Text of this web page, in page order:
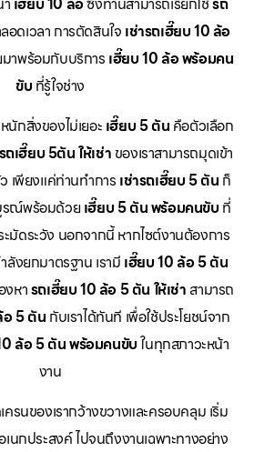
อดเวลา การตัดสินใจ เช่ารถเฮี๊ยบ 10 ล้อ
มาพร้อมกับบริการ เฮี๊ยบ 10 ล้อ พร้อมคน
ขับ ที่รู้ใจช่าง
กสิ่งของไม่เยอะ เฮี๊ยบ 5 ตัน คือตัวเลือก
รถเฮี๊ยบ 5ตัน ให้เช่า ของเราสามารถมุดเข้า
เพียงแค่ท่านทำการ เช่ารถเฮี๊ยบ 5 ตัน ก็
รณ์พร้อมด้วย เฮี๊ยบ 5 ตัน พร้อมคนขับ ที่
มัดระวัง นอกจากนี้ หากไซต์งานต้องการ
งยกมาตรฐาน เรามี เฮี๊ยบ 10 ล้อ 5 ตัน
งหารถเฮี๊ยบ 10 ล้อ 5 ตัน ให้เช่า สามารถ
อ 5 ตัน กับเราได้ทันที เพื่อใช้ประโยชน์จาก
ล้อ 5 ตัน พร้อมคนขับในทุกสภาวะหน้า
งาน
รนของเรากว้างขวางและครอบคลุม เริ่ม
นกประสงค์ ไปจนถึงงานเฉพาะทางอย่าง